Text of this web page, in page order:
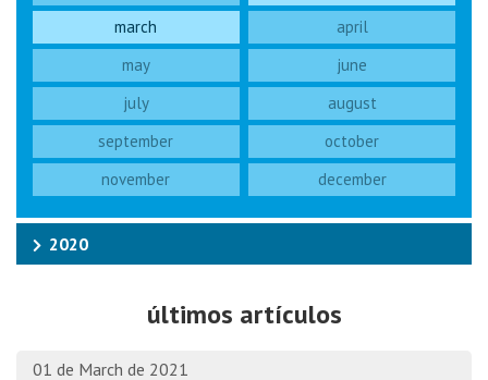
march
april
may
june
july
august
september
october
november
december
2020
últimos artículos
01 de March de 2021